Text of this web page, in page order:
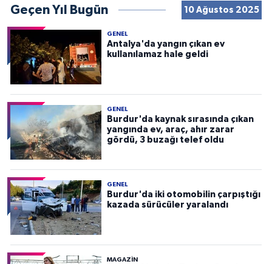
Geçen Yıl Bugün 10 Ağustos 2025
GENEL
Antalya'da yangın çıkan ev
kullanılamaz hale geldi
GENEL
Burdur'da kaynak sırasında çıkan
yangında ev, araç, ahır zarar
gördü, 3 buzağı telef oldu
GENEL
Burdur'da iki otomobilin çarpıştığı
kazada sürücüler yaralandı
MAGAZİN